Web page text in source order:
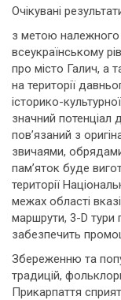
Очікувані
з метою належного
всеукраїнському
про місто Галич, а
на території
історико-
значний потенціал
пов’язаний з
звичаями,
пам’яток буде
території
межах області
маршрути, 3-D тури
забезпечить
Збереженню та
традицій,
Прикарпаття